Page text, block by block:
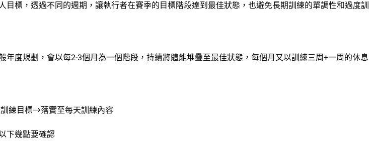
標，透過不同的週期，讓執行者在賽季的目標階段達到最佳狀態，也避免長期訓練的單調性和過度訓
度規劃，會以每2-3個月為一個階段，持續將體能堆疊至最佳狀態，每個月又以訓練三周+一周的休息
練目標→落實至每天訓練內容
下幾點要確認